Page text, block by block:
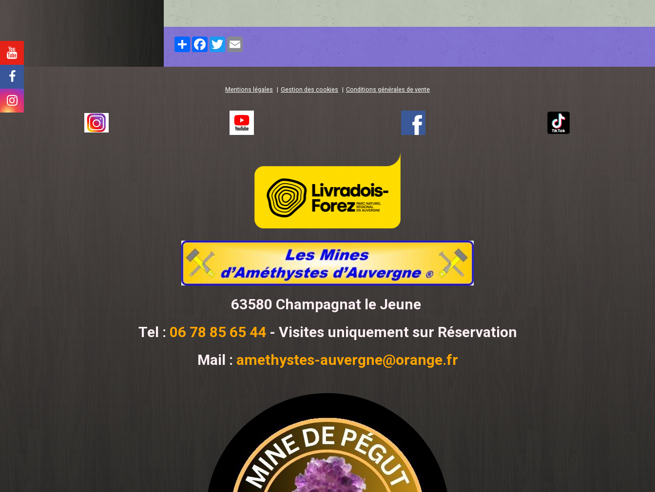
PartagerFacebookTwitter Email
Mentions légales Gestion des cookies Conditions générales de vente
63580 Champagnat le Jeune
Tel : 06 78 85 65 44- Visites uniquement sur Réservation
Mail : amethystes-auvergne@orange.fr